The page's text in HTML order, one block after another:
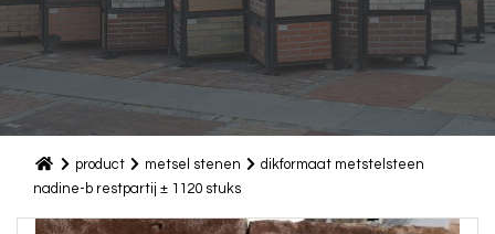
product metsel stenen
dikformaat metstelsteen
nadine-b restpartij ± 1120 stuks